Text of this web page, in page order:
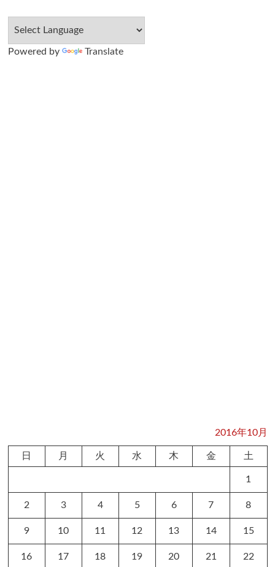
Powered by Translate
2016年10月
日 月 火 水 木 金 土
1
2 3 4 5 6 7 8
9 10 11 12 13 14 15
16 17 18 19 20 21 22